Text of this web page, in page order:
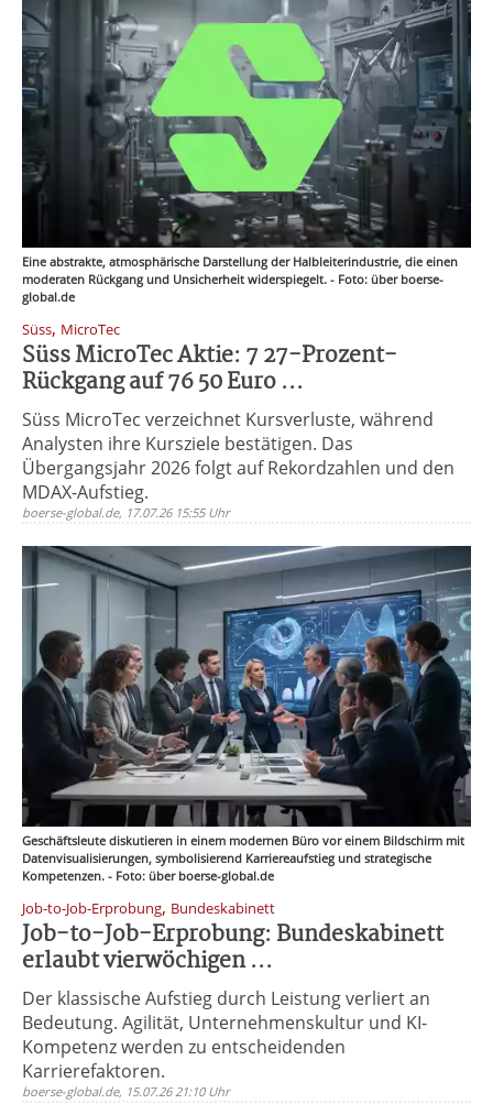
Eine abstrakte, atmosphärische Darstellung der Halbleiterindustrie, die einen
moderaten Rückgang und Unsicherheit widerspiegelt. - Foto: über boerse-
global.de
Süss, MicroTec
Süss MicroTec Aktie: 7 27-Prozent-
Rückgang auf 76 50 Euro ...
Süss MicroTec verzeichnet Kursverluste, während
Analysten ihre Kursziele bestätigen. Das
Übergangsjahr 2026 folgt auf Rekordzahlen und den
MDAX-Aufstieg.
boerse-global.de, 17.07.26 15:55 Uhr
Geschäftsleute diskutieren in einem modernen Büro vor einem Bildschirm mit
Datenvisualisierungen, symbolisierend Karriereaufstieg und strategische
Kompetenzen. - Foto: über boerse-global.de
Job-to-Job-Erprobung, Bundeskabinett
Job-to-Job-Erprobung: Bundeskabinett
erlaubt vierwöchigen ...
Der klassische Aufstieg durch Leistung verliert an
Bedeutung. Agilität, Unternehmenskultur und KI-
Kompetenz werden zu entscheidenden
Karrierefaktoren.
boerse-global.de, 15.07.26 21:10 Uhr